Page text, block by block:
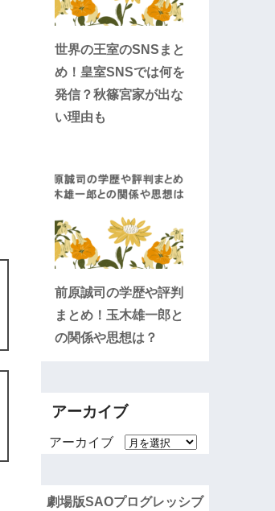
世界の王室のSNSまと
め！皇室SNSでは何を
発信？秋篠宮家が出な
い理由も
前原誠司の学歴や評判
まとめ！玉木雄一郎と
の関係や思想は？
アーカイブ
アーカイブ
劇場版SAOプログレッシブ